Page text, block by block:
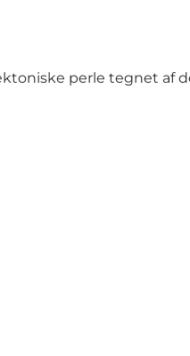
perle tegnet af